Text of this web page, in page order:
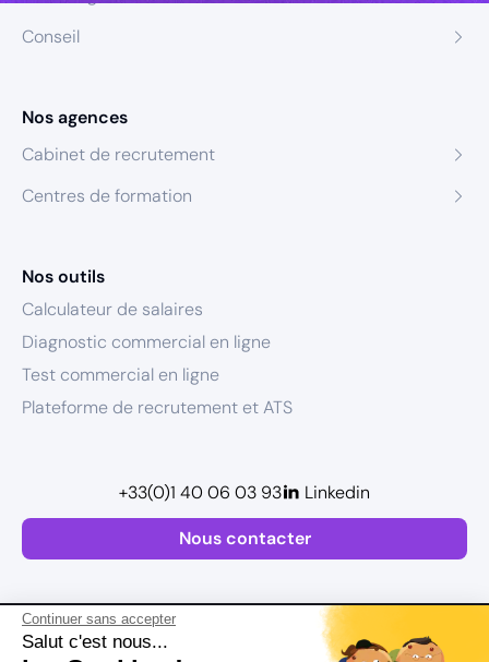
Continuer sans accepter
Salut c'est nous...
Conseil
Nos agences
Cabinet de recrutement
Centres de formation
Nos outils
Calculateur de salaires
Diagnostic commercial en ligne
Test commercial en ligne
Plateforme de recrutement et ATS
Nous contacter
+33(0)1 40 06 03 93 Linkedin